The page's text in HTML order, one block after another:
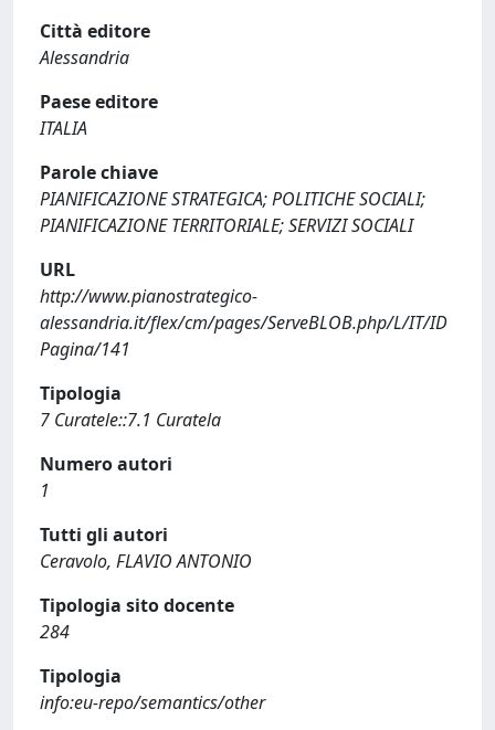
Città editore
Alessandria
Paese editore
ITALIA
Parole chiave
PIANIFICAZIONE STRATEGICA; POLITICHE SOCIALI;
PIANIFICAZIONE TERRITORIALE; SERVIZI SOCIALI
URL
http://www.pianostrategico-
alessandria.it/flex/cm/pages/ServeBLOB.php/L/IT/ID
Pagina/141
Tipologia
7 Curatele::7.1 Curatela
Numero autori
1
Tutti gli autori
Ceravolo, FLAVIO ANTONIO
Tipologia sito docente
284
Tipologia
info:eu-repo/semantics/other